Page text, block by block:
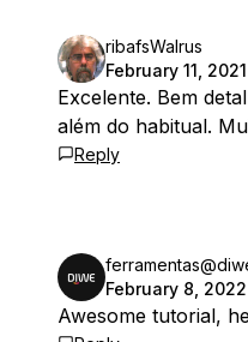
ribafsWalrus
February 11, 2021
Excelente. Bem
além do habitual.
Reply
February 8, 2022
Awesome tutorial,